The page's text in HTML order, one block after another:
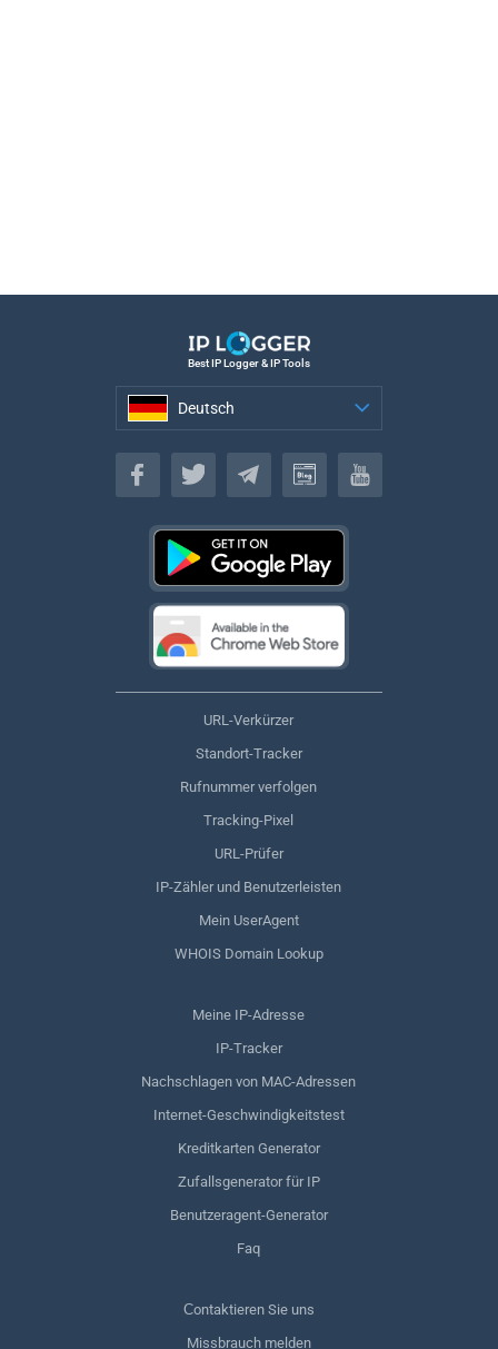
Best IP Logger & IP Tools
Deutsch
Deutsch
URL-Verkürzer
Standort-Tracker
Rufnummer verfolgen
Tracking-Pixel
URL-Prüfer
IP-Zähler und Benutzerleisten
Mein UserAgent
WHOIS Domain Lookup
Meine IP-Adresse
IP-Tracker
Nachschlagen von MAC-Adressen
Internet-Geschwindigkeitstest
Kreditkarten Generator
Zufallsgenerator für IP
Benutzeragent-Generator
Faq
Сontaktieren Sie uns
Missbrauch melden